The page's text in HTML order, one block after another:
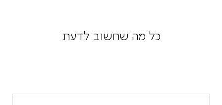
כל מה שחשוב לדעת